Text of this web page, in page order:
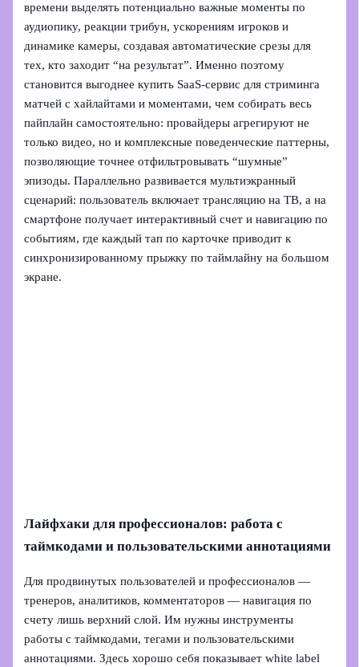
времени выделять потенциально важные моменты по
аудиопику, реакции трибун, ускорениям игроков и
динамике камеры, создавая автоматические срезы для
тех, кто заходит “на результат”. Именно поэтому
становится выгоднее купить SaaS-сервис для стриминга
матчей с хайлайтами и моментами, чем собирать весь
пайплайн самостоятельно: провайдеры агрегируют не
только видео, но и комплексные поведенческие паттерны,
позволяющие точнее отфильтровывать “шумные”
эпизоды. Параллельно развивается мультиэкранный
сценарий: пользователь включает трансляцию на ТВ, а на
смартфоне получает интерактивный счет и навигацию по
событиям, где каждый тап по карточке приводит к
синхронизированному прыжку по таймлайну на большом
экране.
Лайфхаки для профессионалов: работа с
таймкодами и пользовательскими аннотациями
Для продвинутых пользователей и профессионалов —
тренеров, аналитиков, комментаторов — навигация по
счету лишь верхний слой. Им нужны инструменты
работы с таймкодами, тегами и пользовательскими
аннотациями. Здесь хорошо себя показывает white label